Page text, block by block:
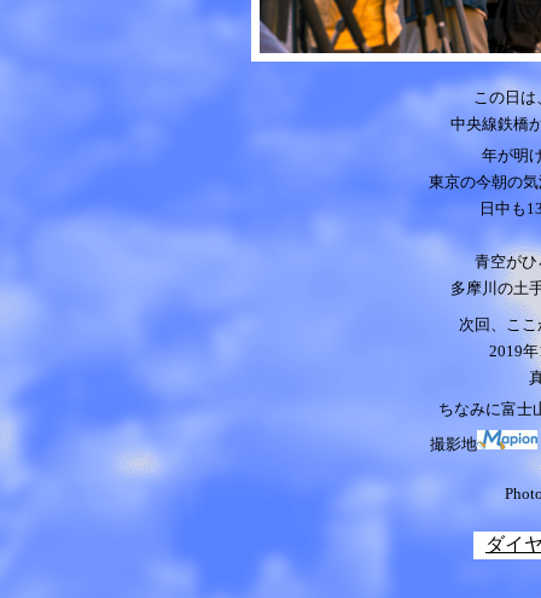
この日は
中央線鉄橋
年が明
東京の今朝の
日中も
青空が
多摩川の土
次回、こ
2019年
ちなみに富士
撮影地
ダイ